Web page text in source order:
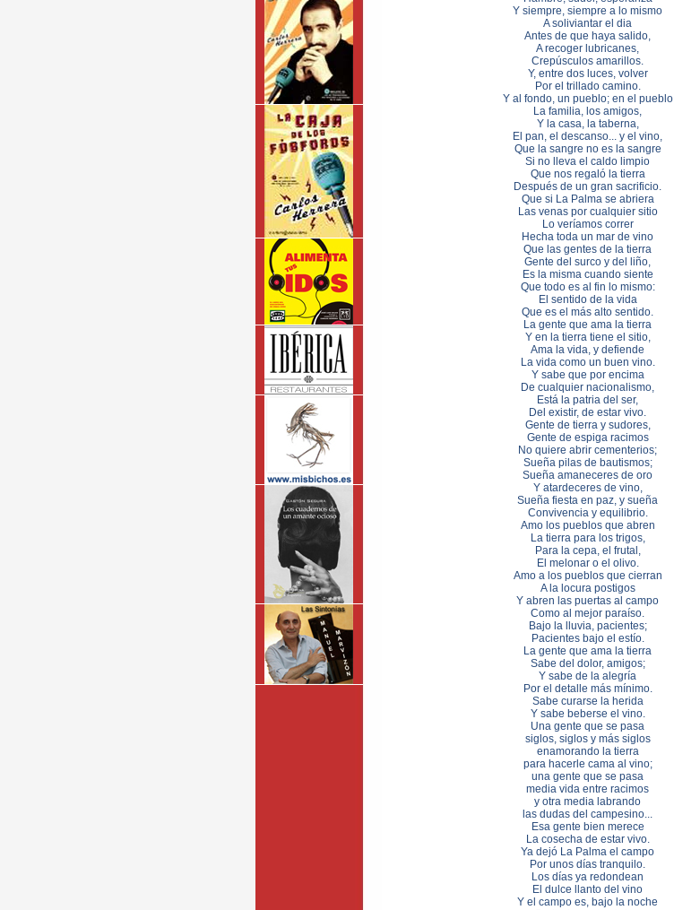
Y siempre, siempre a lo mismo
A soliviantar el dia
Antes de que haya salido,
A recoger lubricanes,
Crepúsculos amarillos.
Y, entre dos luces, volver
Por el trillado camino.
Y al fondo, un pueblo; en el pueblo
La familia, los amigos,
Y la casa, la taberna,
El pan, el descanso... y el vino,
Que la sangre no es la sangre
Si no lleva el caldo limpio
Que nos regaló la tierra
Después de un gran sacrificio.
Que si La Palma se abriera
Las venas por cualquier sitio
Lo veríamos correr
Hecha toda un mar de vino
Que las gentes de la tierra
Gente del surco y del liño,
Es la misma cuando siente
Que todo es al fin lo mismo:
El sentido de la vida
Que es el más alto sentido.
La gente que ama la tierra
Y en la tierra tiene el sitio,
Ama la vida, y defiende
La vida como un buen vino.
Y sabe que por encima
De cualquier nacionalismo,
Está la patria del ser,
Del existir, de estar vivo.
Gente de tierra y sudores,
Gente de espiga racimos
No quiere abrir cementerios;
Sueña pilas de bautismos;
Sueña amaneceres de oro
Y atardeceres de vino,
Sueña fiesta en paz, y sueña
Convivencia y equilibrio.
Amo los pueblos que abren
La tierra para los trigos,
Para la cepa, el frutal,
El melonar o el olivo.
Amo a los pueblos que cierran
A la locura postigos
Y abren las puertas al campo
Como al mejor paraíso.
Bajo la lluvia, pacientes;
Pacientes bajo el estío.
La gente que ama la tierra
Sabe del dolor, amigos;
Y sabe de la alegría
Por el detalle más mínimo.
Sabe curarse la herida
Y sabe beberse el vino.
Una gente que se pasa
siglos, siglos y más siglos
enamorando la tierra
para hacerle cama al vino;
una gente que se pasa
media vida entre racimos
y otra media labrando
las dudas del campesino...
Esa gente bien merece
La cosecha de estar vivo.
Ya dejó La Palma el campo
Por unos días tranquilo.
Los días ya redondean
El dulce llanto del vino
Y el campo es, bajo la noche